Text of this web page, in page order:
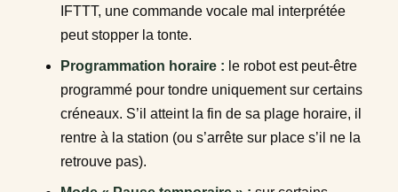
IFTTT, une commande vocale mal interprétée
peut stopper la tonte.
Programmation horaire : le robot est peut-être
programmé pour tondre uniquement sur certains
créneaux. S’il atteint la fin de sa plage horaire, il
rentre à la station (ou s’arrête sur place s’il ne la
retrouve pas).